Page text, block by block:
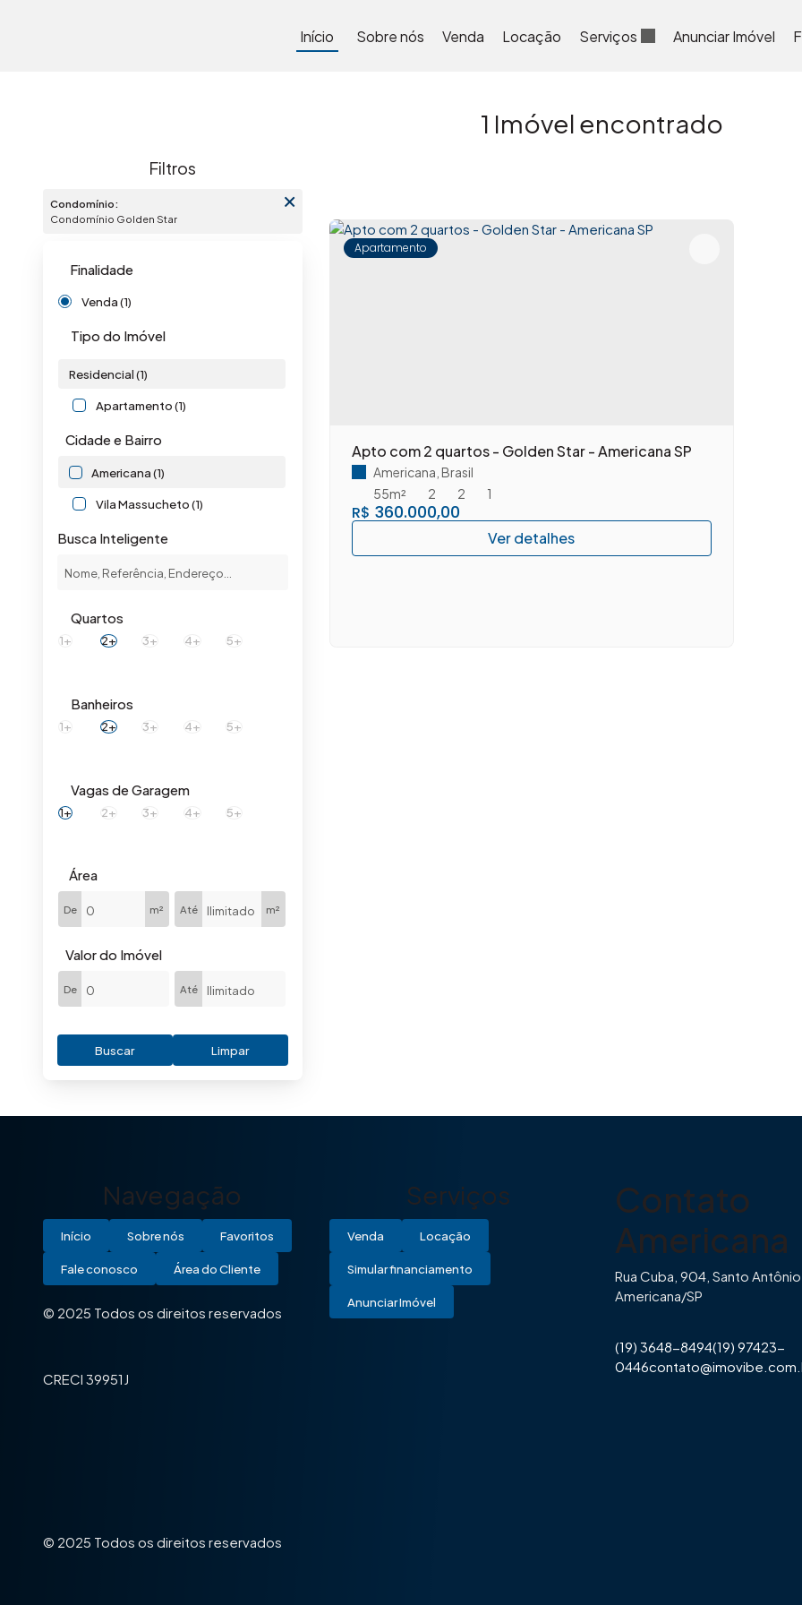
Anunciar Imóvel
Serviços
Locação
Venda
Sobre nós
Início
1 Imóvel encontrado
Condomínio:
Condomínio Golden Star
Finalidade
Venda (1)
Tipo do Imóvel
Residencial (1)
Apartamento (1)
Cidade e Bairro
Americana (1)
Vila Massucheto (1)
Busca Inteligente
Quartos
1+ 2+ 3+ 4+ 5+
Banheiros
1+ 2+ 3+ 4+ 5+
Vagas de Garagem
1+ 2+ 3+ 4+ 5+
Área
De m² Até m²
Valor do Imóvel
De Até
Buscar Limpar
Apartamento
Apto com 2 quartos - Golden Star - Americana SP
R$ 360.000,00
Americana Brasil
2
2
55m² 1
Navegação
Início Sobre nós Favoritos
Fale conosco Área do Cliente
© 2025 Todos os direitos reservados
CRECI 39951J
Serviços
Venda Locação
Simular financiamento
Anunciar Imóvel
Contato
Americana
Rua Cuba, 904, Santo Antônio.
Americana/SP
(19) 3648-8494(19) 97423-
0446
© 2025 Todos os direitos reservados